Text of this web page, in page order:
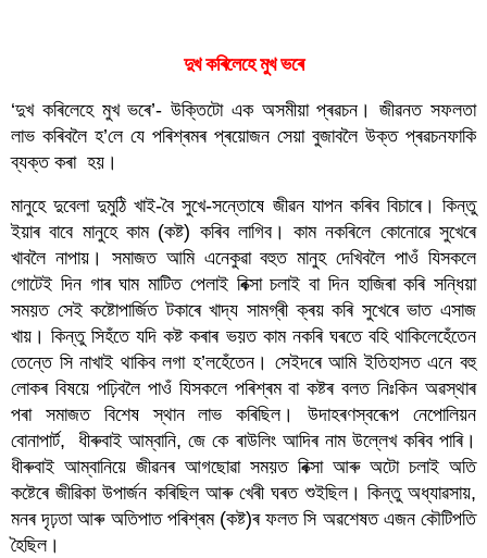
দুখ কৰিলেহে মুখ ভৰে
‘দুখ কৰিলেহে মুখ ভৰে’- উক্তিটো এক অসমীয়া প্ৰৱচন। জীৱনত সফলতা
লাভ কৰিবলৈ হ’লে যে পৰিশ্ৰমৰ প্ৰয়োজন সেয়া বুজাবলৈ উক্ত প্ৰৱচনফাকি
ব্যক্ত কৰা  হয়।
মানুহে দুবেলা দুমুঠি খাই-বৈ সুখে-সন্তোষে জীৱন যাপন কৰিব বিচাৰে। কিন্তু
ইয়াৰ বাবে মানুহে কাম (কষ্ট) কৰিব লাগিব। কাম নকৰিলে কোনোৱে সুখেৰে
খাবলৈ নাপায়। সমাজত আমি এনেকুৱা বহুত মানুহ দেখিবলৈ পাওঁ যিসকলে
গোটেই দিন গাৰ ঘাম মাটিত পেলাই ৰিক্সা চলাই বা দিন হাজিৰা কৰি সন্ধিয়া
সময়ত সেই কষ্টোপাৰ্জিত টকাৰে খাদ্য সামগ্ৰী ক্ৰয় কৰি সুখেৰে ভাত এসাজ
খায়। কিন্তু সিহঁতে যদি কষ্ট কৰাৰ ভয়ত কাম নকৰি ঘৰতে বহি থাকিলেহেঁতেন
তেন্তে সি নাখাই থাকিব লগা হ’লহেঁতেন। সেইদৰে আমি ইতিহাসত এনে বহু
লোকৰ বিষয়ে পঢ়িবলৈ পাওঁ যিসকলে পৰিশ্ৰম বা কষ্টৰ বলত নিঃকিন অৱস্থাৰ
পৰা সমাজত বিশেষ স্থান লাভ কৰিছিল। উদাহৰণস্বৰূেপ নেপোলিয়ন
বোনাপাৰ্ট,  ধীৰুবাই আম্বানি, জে কে ৰাউলিং আদিৰ নাম উল্লেখ কৰিব পাৰি।
ধীৰুবাই আম্বানিয়ে জীৱনৰ আগছোৱা সময়ত ৰিক্সা আৰু অটো চলাই অতি
কষ্টেৰে জীৱিকা উপাৰ্জন কৰিছিল আৰু খেৰী ঘৰত শুইছিল। কিন্তু অধ্যাৱসায়,
মনৰ দৃঢ়তা আৰু অতিপাত পৰিশ্ৰম (কষ্ট)ৰ ফলত সি অৱশেষত এজন কৌটিপতি
হৈছিল।